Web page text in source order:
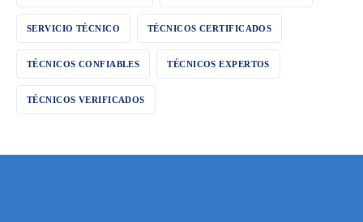
SERVICIO TÉCNICO TÉCNICOS CERTIFICADOS
TÉCNICOS CONFIABLES TÉCNICOS EXPERTOS
TÉCNICOS VERIFICADOS